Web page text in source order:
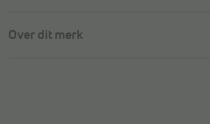
Over dit merk